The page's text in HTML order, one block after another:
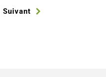
Suivant